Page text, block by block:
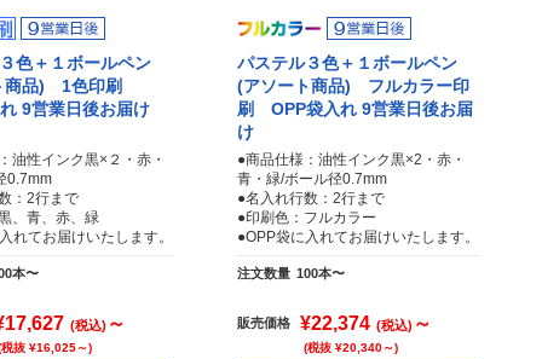
色＋１ボールペン
商品) 1色印刷
9営業日後お届け
油性インク黒×２・赤・
0.7mm
：2行まで
、青、赤、緑
れてお届けいたします。
本〜
(税込) ～
税抜 ¥16,025～)
パステル３色＋１ボールペン
(アソート商品) フルカラー印
刷 OPP袋入れ 9営業日後お届
け
●商品仕様：油性インク黒×2・赤・
青・緑/ボール径0.7mm
●名入れ行数：2行まで
●印刷色：フルカラー
●OPP袋に入れてお届けいたします。
注文数量 100本〜
販売価格 ¥22,374 (税込) ～
(税抜 ¥20,340～)